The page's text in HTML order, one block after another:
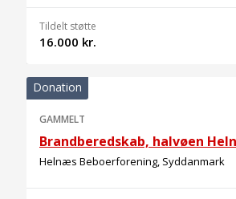
Tildelt støtte
16.000 kr.
Donation
GAMMELT
Brandberedskab, halvøen
Helnæs Beboerforening, Syddanmark